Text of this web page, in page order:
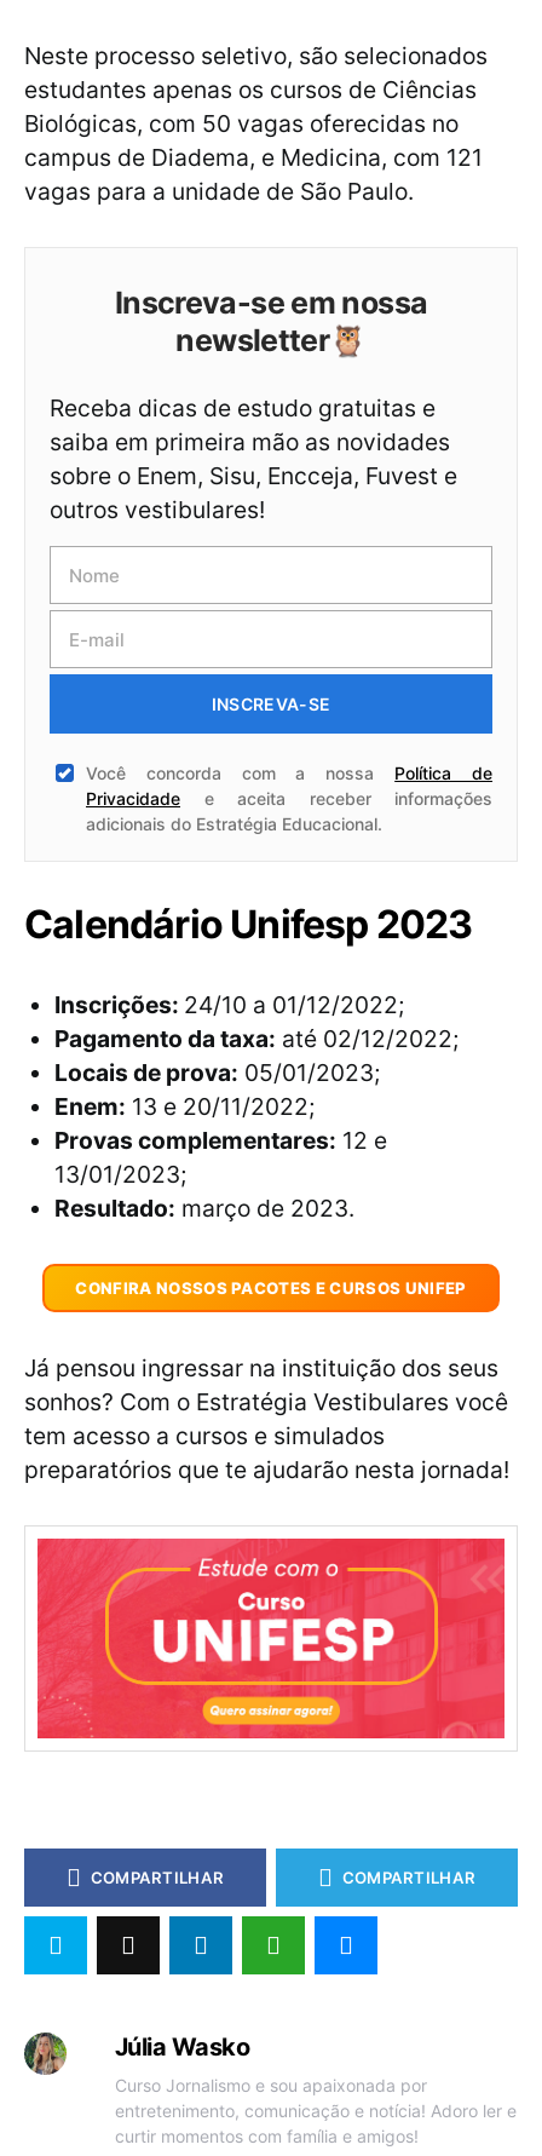
Neste processo seletivo, são selecionados
estudantes apenas os cursos de Ciências
Biológicas, com 50 vagas oferecidas no
campus de Diadema, e Medicina, com 121
vagas para a unidade de São Paulo.
Inscreva-se em nossa
newsletter🦉
Receba dicas de estudo gratuitas e
saiba em primeira mão as novidades
sobre o Enem, Sisu, Encceja, Fuvest e
outros vestibulares!
INSCREVA-SE
Você concorda com a nossa Política de
Privacidade e aceita receber informações
adicionais do Estratégia Educacional.
Calendário Unifesp 2023
Inscrições: 24/10 a 01/12/2022;
Pagamento da taxa: até 02/12/2022;
Locais de prova: 05/01/2023;
Enem: 13 e 20/11/2022;
Provas complementares: 12 e
13/01/2023;
Resultado: março de 2023.
CONFIRA NOSSOS PACOTES E CURSOS UNIFEP
Já pensou ingressar na instituição dos seus
sonhos? Com o Estratégia Vestibulares você
tem acesso a cursos e simulados
preparatórios que te ajudarão nesta jornada!
COMPARTILHAR COMPARTILHAR
Júlia Wasko
Curso Jornalismo e sou apaixonada por
entretenimento, comunicação e notícia! Adoro ler e
curtir momentos com família e amigos!